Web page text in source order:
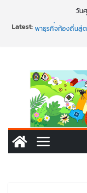
วัน
Latest:พร้อมลุยแล้ว! ปัก
พาธุรกิจท้องถิ่นสู่ต
นอกจากเทคโนโล